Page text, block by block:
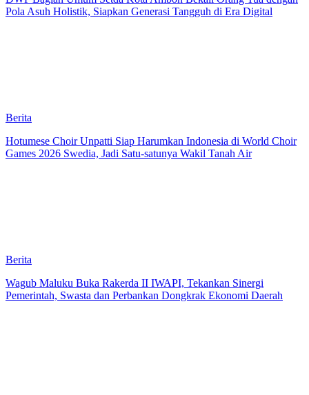
Pola Asuh Holistik, Siapkan Generasi Tangguh di Era Digital
Berita
Hotumese Choir Unpatti Siap Harumkan Indonesia di World Choir
Games 2026 Swedia, Jadi Satu-satunya Wakil Tanah Air
Berita
Wagub Maluku Buka Rakerda II IWAPI, Tekankan Sinergi
Pemerintah, Swasta dan Perbankan Dongkrak Ekonomi Daerah